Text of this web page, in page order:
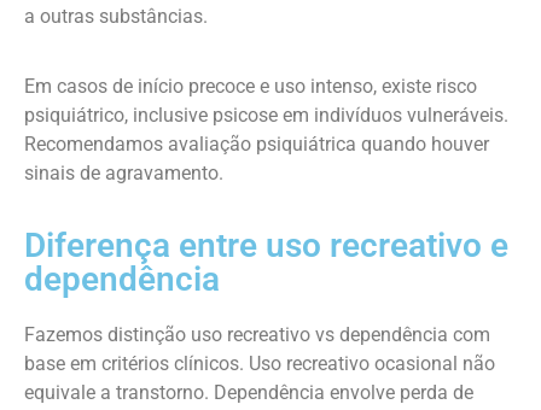
a outras substâncias.
Em casos de início precoce e uso intenso, existe risco
psiquiátrico, inclusive psicose em indivíduos vulneráveis.
Recomendamos avaliação psiquiátrica quando houver
sinais de agravamento.
Diferença entre uso recreativo e
dependência
Fazemos distinção uso recreativo vs dependência com
base em critérios clínicos. Uso recreativo ocasional não
equivale a transtorno. Dependência envolve perda de